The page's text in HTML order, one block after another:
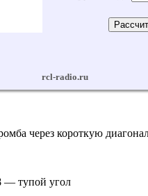
через короткую
— тупой угол